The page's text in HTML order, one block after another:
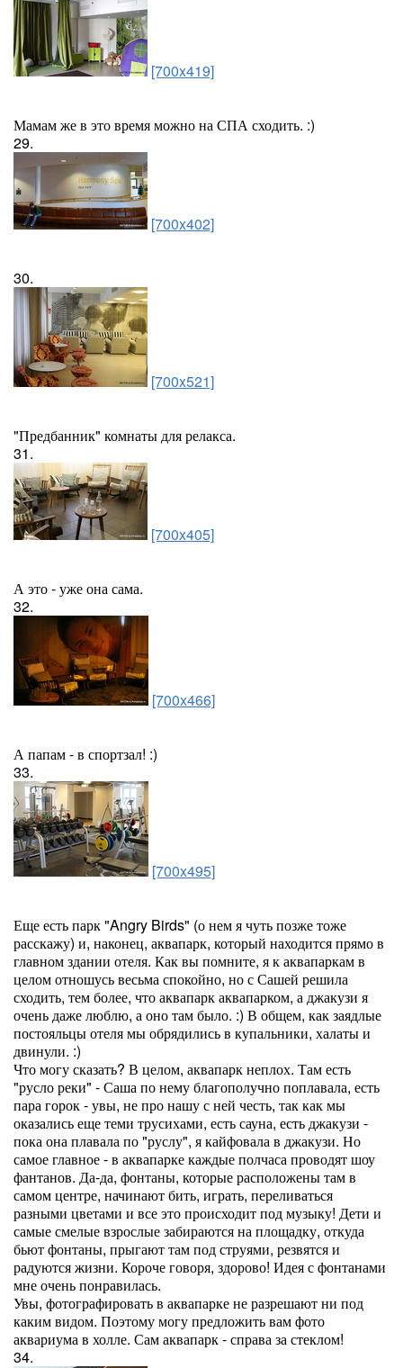
[700x419]
Мамам же в это время можно на СПА сходить. :)
29.
[700x402]
30.
[700x521]
"Предбанник" комнаты для релакса.
31.
[700x405]
А это - уже она сама.
32.
[700x466]
А папам - в спортзал! :)
33.
[700x495]
Еще есть парк "Angry Birds" (о нем я чуть позже тоже
расскажу) и, наконец, аквапарк, который находится прямо в
главном здании отеля. Как вы помните, я к аквапаркам в
целом отношусь весьма спокойно, но с Сашей решила
сходить, тем более, что аквапарк аквапарком, а джакузи я
очень даже люблю, а оно там было. :) В общем, как заядлые
постояльцы отеля мы обрядились в купальники, халаты и
двинули. :)
Что могу сказать? В целом, аквапарк неплох. Там есть
"русло реки" - Саша по нему благополучно поплавала, есть
пара горок - увы, не про нашу с ней честь, так как мы
оказались еще теми трусихами, есть сауна, есть джакузи -
пока она плавала по "руслу", я кайфовала в джакузи. Но
самое главное - в аквапарке каждые полчаса проводят шоу
фантанов. Да-да, фонтаны, которые расположены там в
самом центре, начинают бить, играть, переливаться
разными цветами и все это происходит под музыку! Дети и
самые смелые взрослые забираются на площадку, откуда
бьют фонтаны, прыгают там под струями, резвятся и
радуются жизни. Короче говоря, здорово! Идея с фонтанами
мне очень понравилась.
Увы, фотографировать в аквапарке не разрешают ни под
каким видом. Поэтому могу предложить вам фото
аквариума в холле. Сам аквапарк - справа за стеклом!
34.